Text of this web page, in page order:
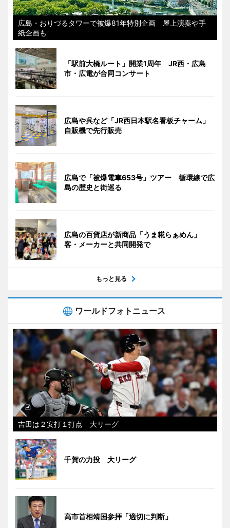
広島・おりづるタワーで被爆81年特別企画 屋上演奏や手
紙企画も
「駅前大橋ルート」開業1周年 JR西・広島
市・広電が合同コンサート
広島や呉など「JR西日本駅名看板チャーム」
自販機で先行販売
広島で「被爆電車653号」ツアー 循環線で広
島の歴史と街巡る
広島の百貨店が新商品「うま糀らぁめん」
客・メーカーと共同開発で
もっと見る
ワールドフォトニュース
吉田は２安打１打点 大リーグ
千賀の力投 大リーグ
高市首相靖国参拝「適切に判断」